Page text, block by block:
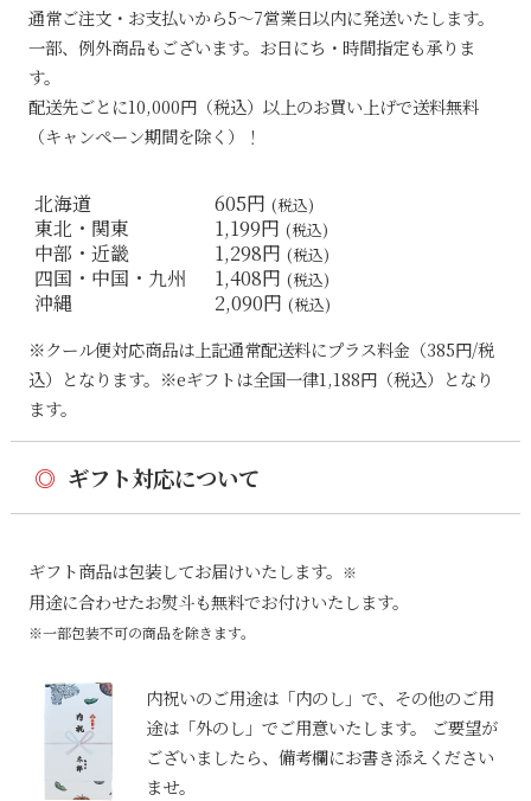
通常ご注文・お支払いから5〜7営業日以内に発送いたします。
一部、例外商品もございます。お日にち・時間指定も承りま
す。
配送先ごとに10,000円（税込）以上のお買い上げで送料無料
（キャンペーン期間を除く）！
北海道 605円 (税込)
東北・関東 1,199円 (税込)
中部・近畿 1,298円 (税込)
四国・中国・九州 1,408円 (税込)
沖縄 2,090円 (税込)
※クール便対応商品は上記通常配送料にプラス料金（385円/税
込）となります。※eギフトは全国一律1,188円（税込）となり
ます。
◎ ギフト対応について
ギフト商品は包装してお届けいたします。 ※
用途に合わせたお熨斗も無料でお付けいたします。
※一部包装不可の商品を除きます。
内祝いのご用途は「内のし」で、その他のご用
途は「外のし」でご用意いたします。 ご要望が
ございましたら、備考欄にお書き添えください
ませ。